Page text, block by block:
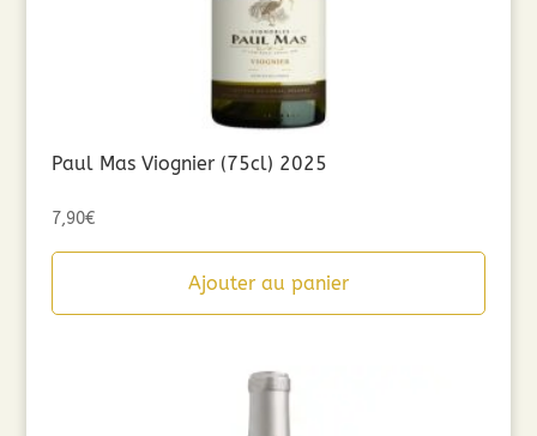
Paul Mas Viognier (75cl) 2025
7,90€
Ajouter au panier